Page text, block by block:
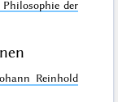
der
Reinhold